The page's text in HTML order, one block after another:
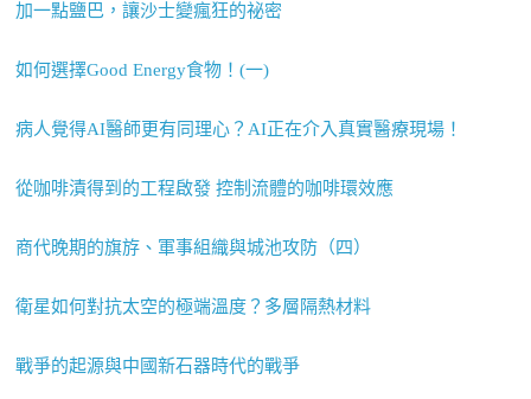
加一點鹽巴，讓沙士變瘋狂的祕密
如何選擇Good Energy食物！(一)
病人覺得AI醫師更有同理心？AI正在介入真實醫療現場！
從咖啡漬得到的工程啟發 控制流體的咖啡環效應
商代晚期的旗斿、軍事組織與城池攻防（四）
衛星如何對抗太空的極端溫度？多層隔熱材料
戰爭的起源與中國新石器時代的戰爭